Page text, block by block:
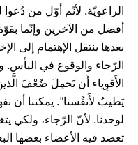
الراعويّة. لأنّم أوّل من دُعوا
أفضل من الآخرين وإنّما
بعدها ينتقل الإهتمام إلى
الرّجاء والوقوع في اليأس.
الأَقوِياء أَن نَحمِلَ ضُعْفَ
يَطيبُ لأَنفُسنا". يمكننا أن
لوحدنا. لأنّ الرّجاء، ولكي
تعضد فيه الأعضاء بعضها